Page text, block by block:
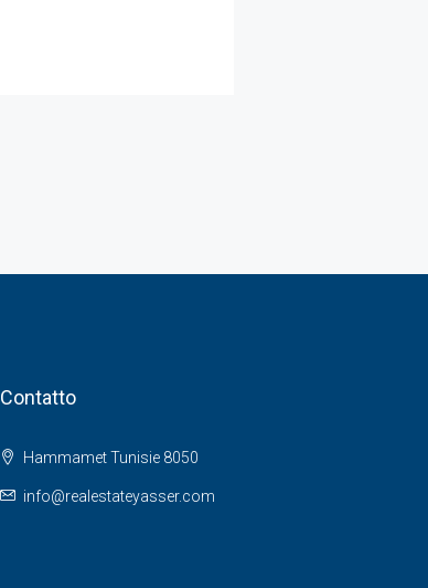
Contatto
Hammamet Tunisie 8050
info@realestateyasser.com